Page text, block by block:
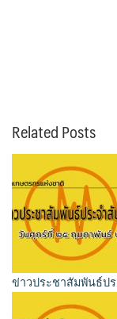
Related Posts
ข่าวประชาสัมพันธ์ป